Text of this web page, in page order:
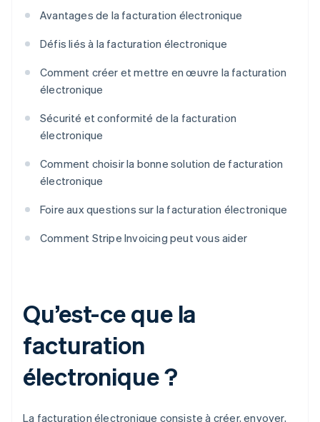
Avantages de la facturation électronique
Défis liés à la facturation électronique
Comment créer et mettre en œuvre la facturation
électronique
Sécurité et conformité de la facturation
électronique
Comment choisir la bonne solution de facturation
électronique
Foire aux questions sur la facturation électronique
Comment Stripe Invoicing peut vous aider
Qu’est-ce que la
facturation
électronique ?
La facturation électronique consiste à créer, envoyer,